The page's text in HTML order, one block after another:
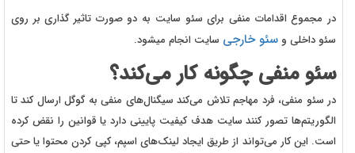
در مجموع اقدامات منفی برای سئو سایت به دو صورت تاثیر گذاری بر روی
سئو داخلی و سئو خارجی سایت انجام میشود.
سئو منفی چگونه کار می‌کند؟
در سئو منفی، فرد مهاجم تلاش می‌کند سیگنال‌های منفی به گوگل ارسال کند تا
الگوریتم‌ها تصور کنند سایت هدف کیفیت پایینی دارد یا قوانین را نقض کرده
است. این کار می‌تواند از طریق ایجاد لینک‌های اسپم، کپی کردن محتوا یا حتی